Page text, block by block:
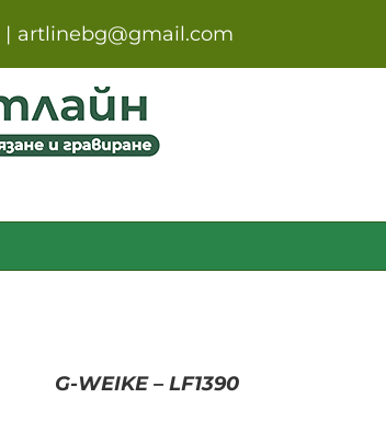
| artlinebg@gmail.com
G-WEIKE – LF1390